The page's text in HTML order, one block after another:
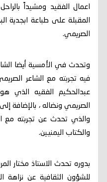
اعمال الفقيد ومشيداً
المقبلة على طباعة ابجدية
الصريمي.
وتحدث في الأمسية أيضا
فيه تجربته مع الشاعر
عبدالحكيم الفقيه الذي
الصريمي ونضاله ، بالإضافة
والذي تحدث عن تجربته مع
والكتاب اليمنيين.
بدوره تحدث الاستاذ مختار
للشؤون الثقافية عن